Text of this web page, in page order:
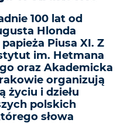
100 lat od
Hlonda
Piusa XI. Z
im. Hetmana
oraz Akademicka
organizują
życiu i dziełu
polskich
słowa